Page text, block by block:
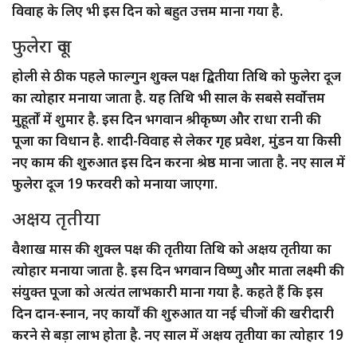
विवाह के लिए भी इस दिन को बहुत उत्तम माना गया है.
फुलेरा दूज
होली से ठीक पहले फाल्गुन शुक्ल पक्ष द्वितीया तिथि को फुलेरा दूज
का त्योहार मनाया जाता है. यह तिथि भी साल के सबसे सर्वोत्तम
मुहूर्तों में शुमार है. इस दिन भगवान श्रीकृष्ण और राधा रानी की
पूजा का विधान है. शादी-विवाह से लेकर गृह प्रवेश, मुंडन या किसी
नए काम की शुरुआत इस दिन करना श्रेष्ठ माना जाता है. नए साल में
फुलेरा दूज 19 फरवरी को मनाया जाएगा.
अक्षय तृतीया
वैशाख मास की शुक्ल पक्ष की तृतीया तिथि को अक्षय तृतीया का
त्योहार मनाया जाता है. इस दिन भगवान विष्णु और माता लक्ष्मी की
संयुक्त पूजा को अत्यंत लाभकारी माना गया है. कहते हैं कि इस
दिन दान-स्नान, नए कार्यों की शुरुआत या नई चीजों की खरीदारी
करने से बड़ा लाभ होता है. नए साल में अक्षय तृतीया का त्योहार 19